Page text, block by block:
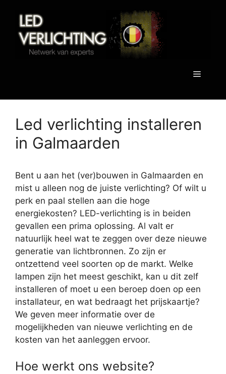
inhoud
Menu
Led verlichting installeren
in Galmaarden
Bent u aan het (ver)bouwen in Galmaarden en
mist u alleen nog de juiste verlichting? Of wilt u
perk en paal stellen aan die hoge
energiekosten? LED-verlichting is in beiden
gevallen een prima oplossing. Al valt er
natuurlijk heel wat te zeggen over deze nieuwe
generatie van lichtbronnen. Zo zijn er
ontzettend veel soorten op de markt. Welke
lampen zijn het meest geschikt, kan u dit zelf
installeren of moet u een beroep doen op een
installateur, en wat bedraagt het prijskaartje?
We geven meer informatie over de
mogelijkheden van nieuwe verlichting en de
kosten van het aanleggen ervoor.
Hoe werkt ons website?